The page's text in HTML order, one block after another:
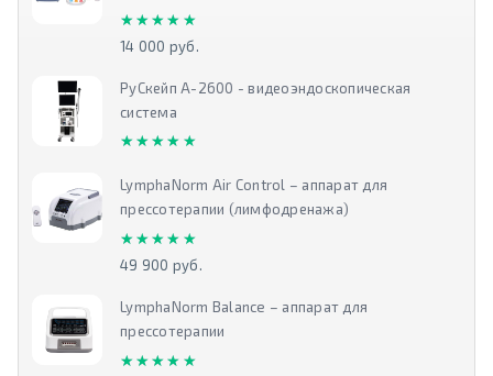
★★★★★
★★★★★
14 000 руб.
РуСкейп А-2600 - видеоэндоскопическая
система
★★★★★
★★★★★
LymphaNorm Air Control – аппарат для
прессотерапии (лимфодренажа)
★★★★★
★★★★★
49 900 руб.
LymphaNorm Balance – аппарат для
прессотерапии
★★★★★
★★★★★